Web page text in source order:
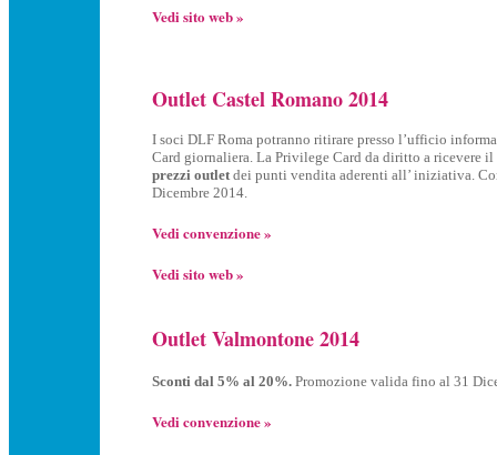
Vedi sito web »
Outlet Castel Romano 2014
I soci DLF Roma potranno ritirare presso l’ufficio
Card giornaliera. La Privilege Card da diritto a ricevere il
prezzi outletdei punti vendita aderenti all’ iniziativa.
Dicembre 2014.
Vedi convenzione »
Vedi sito web »
Outlet Valmontone 2014
Sconti dal 5% al 20%.Promozione valida fino al 31
Vedi convenzione »